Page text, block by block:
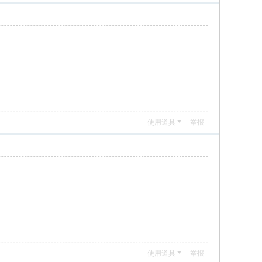
使用道具 举报
使用道具 举报